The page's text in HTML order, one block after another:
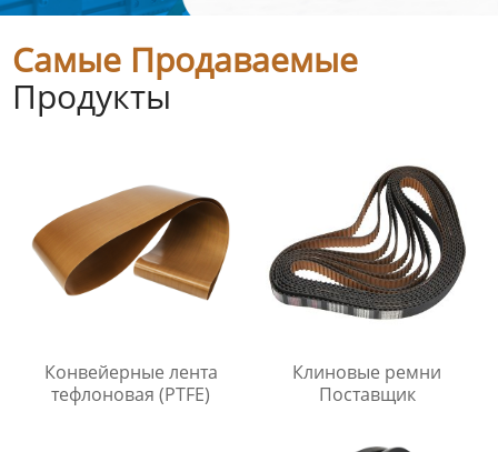
Самые Продаваемые
Продукты
Конвейерные лента
тефлоновая (PTFE)
Клиновые ремни
Поставщик